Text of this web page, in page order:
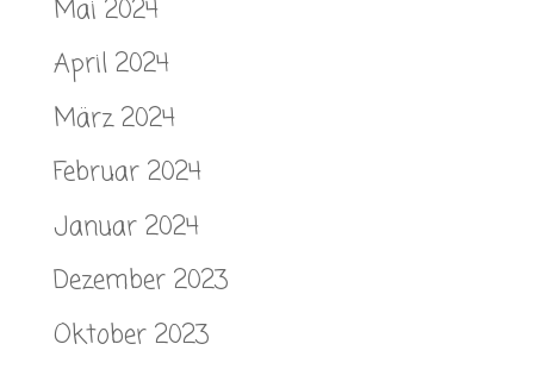
Mai 2024
April 2024
März 2024
Februar 2024
Januar 2024
Dezember 2023
Oktober 2023